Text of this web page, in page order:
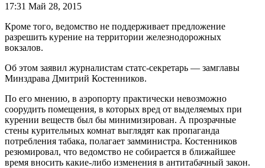
17:31 Май 28, 2015
Кроме того, ведомство не поддерживает предложение
разрешить курение на территории железнодорожных
вокзалов.
Об этом заявил журналистам статс-секретарь — замглавы
Минздрава Дмитрий Костенников.
По его мнению, в аэропорту практически невозможно
соорудить помещения, в которых вред от выделяемых при
курении веществ был бы минимизирован. А прозрачные
стены курительных комнат выглядят как пропаганда
потребления табака, полагает замминистра. Костенников
резюмировал, что ведомство не собирается в ближайшее
время вносить какие-либо изменения в антитабачный закон.